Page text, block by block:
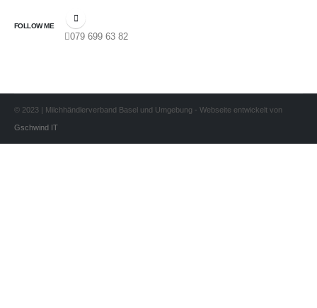
FOLLOW ME
079 699 63 82
© 2023 | Milchhändlerverband Basel und Umgebung - Webseite entwickelt von
Gschwind IT